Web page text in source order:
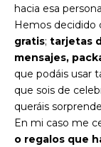
hacia esa
Hemos decidido
gratis; tarjetas
mensajes,
que podáis usar
que sois de
queráis
En mi caso me
o regalos que